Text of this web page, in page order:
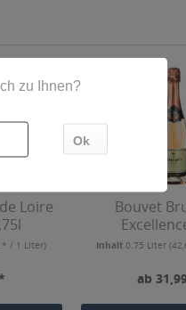
Loire
* / 1 Liter)
Bouvet
Inhalt0.75 Liter
ab